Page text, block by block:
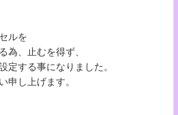
ルを
為、止むを得ず、
定する事になりました。
申し上げます。